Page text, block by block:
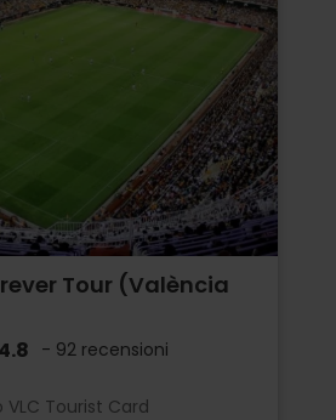
Tour (València
4.8 - 92 recensioni
VLC Tourist Card